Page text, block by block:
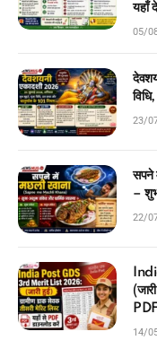
यहाँ
05/
23/
सपने
–
22/
14/